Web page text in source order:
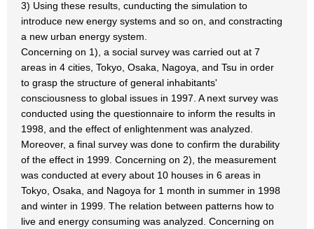
3) Using these results, cunducting the simulation to
introduce new energy systems and so on, and constracting
a new urban energy system.
Concerning on 1), a social survey was carried out at 7
areas in 4 cities, Tokyo, Osaka, Nagoya, and Tsu in order
to grasp the structure of general inhabitants'
consciousness to global issues in 1997. A next survey was
conducted using the questionnaire to inform the results in
1998, and the effect of enlightenment was analyzed.
Moreover, a final survey was done to confirm the durability
of the effect in 1999. Concerning on 2), the measurement
was conducted at every about 10 houses in 6 areas in
Tokyo, Osaka, and Nagoya for 1 month in summer in 1998
and winter in 1999. The relation between patterns how to
live and energy consuming was analyzed. Concerning on